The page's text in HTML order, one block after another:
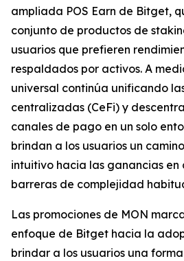
ampliada POS Earn de Bitget,
conjunto de productos de
usuarios que prefieren
respaldados por activos. A
universal continúa unificando
centralizadas (CeFi) y
canales de pago en un solo
brindan a los usuarios un
intuitivo hacia las ganancias en
barreras de complejidad
Las promociones de MON
enfoque de Bitget hacia la
brindar a los usuarios una